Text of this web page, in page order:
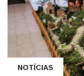
NOTÍCIAS